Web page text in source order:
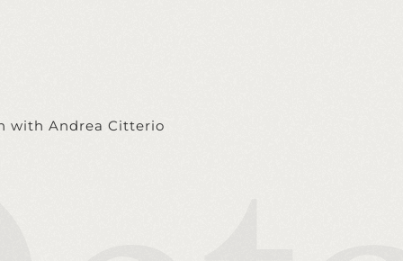
with Andrea Citterio